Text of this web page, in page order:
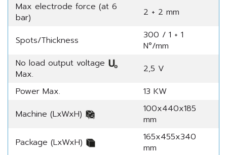
Max electrode force (at 6
bar)
2 + 2 mm
Spots/Thickness
300 / 1 + 1
N°/mm
No load output voltage
Max.
2,5 V
Power Max.
13 KW
Machine (LxWxH)
100x440x185
mm
Package (LxWxH)
165x455x340
mm